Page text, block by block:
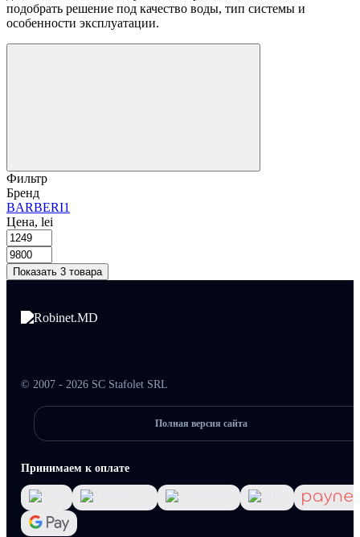
подобрать решение под качество воды, тип системы и
особенности эксплуатации.
Фильтр
Бренд
BARBERI1
Цена, lei
Показать 3 товара
© 2007 - 2026 SC Stafolet SRL
Полная версия сайта
Принимаем к оплате